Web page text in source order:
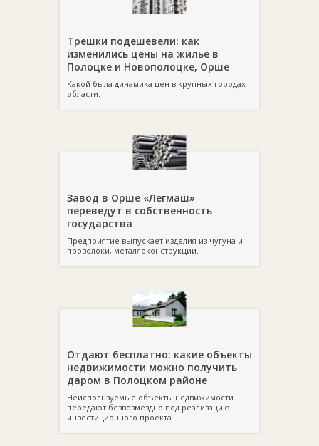
Трешки подешевели: как
изменились цены на жилье в
Полоцке и Новополоцке, Орше
Какой была динамика цен в крупных городах
области.
Завод в Орше «Легмаш»
переведут в собственность
государства
Предприятие выпускает изделия из чугуна и
проволоки, металлоконструкции.
Отдают бесплатно: какие объекты
недвижимости можно получить
даром в Полоцком районе
Неиспользуемые объекты недвижимости
передают безвозмездно под реализацию
инвестиционного проекта.